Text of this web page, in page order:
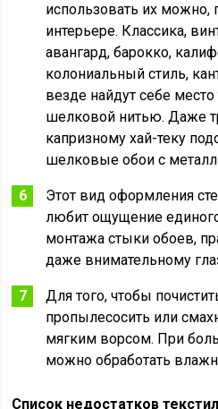
использовать их можно,
интерьере. Классика,
авангард, барокко,
колониальный стиль,
везде найдут себе
шелковой нитью. Даже
капризному хай-теку
шелковые обои с
Этот вид оформления
любит ощущение
монтажа стыки обоев,
даже внимательному
Для того, чтобы
пропылесосить или
мягким ворсом. При
можно обработать
Список недостатков